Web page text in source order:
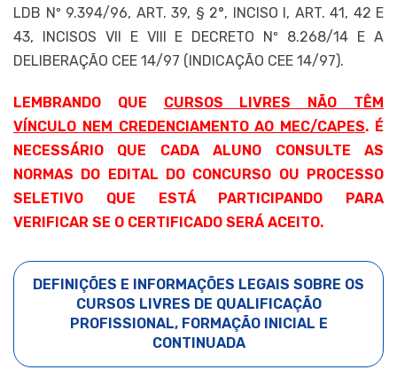
LDB Nº 9.394/96, ART. 39, § 2°, INCISO I, ART. 41, 42 E
43, INCISOS VII E VIII E DECRETO Nº 8.268/14 E A
DELIBERAÇÃO CEE 14/97 (INDICAÇÃO CEE 14/97).
LEMBRANDO QUE CURSOS LIVRES NÃO TÊM
VÍNCULO NEM CREDENCIAMENTO AO MEC/CAPES. É
NECESSÁRIO QUE CADA ALUNO CONSULTE AS
NORMAS DO EDITAL DO CONCURSO OU PROCESSO
SELETIVO QUE ESTÁ PARTICIPANDO PARA
VERIFICAR SE O CERTIFICADO SERÁ ACEITO.
DEFINIÇÕES E INFORMAÇÕES LEGAIS SOBRE OS
CURSOS LIVRES DE QUALIFICAÇÃO
PROFISSIONAL, FORMAÇÃO INICIAL E
CONTINUADA